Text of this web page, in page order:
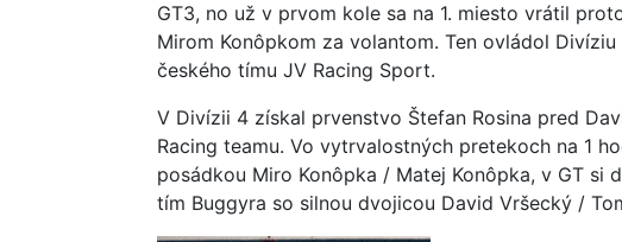
GT3, no už v prvom kole sa na 1. miesto vrátil
Mirom Konôpkom za volantom. Ten ovládol
českého tímu JV Racing Sport.
V Divízii 4 získal prvenstvo Štefan Rosina pred
Racing teamu. Vo vytrvalostných pretekoch na 1
posádkou Miro Konôpka / Matej Konôpka, v GT si
tím Buggyra so silnou dvojicou David Vršecký /